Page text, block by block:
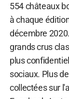
554 châteaux
à chaque
décembre
grands crus
plus
sociaux. Plus
collectées sur